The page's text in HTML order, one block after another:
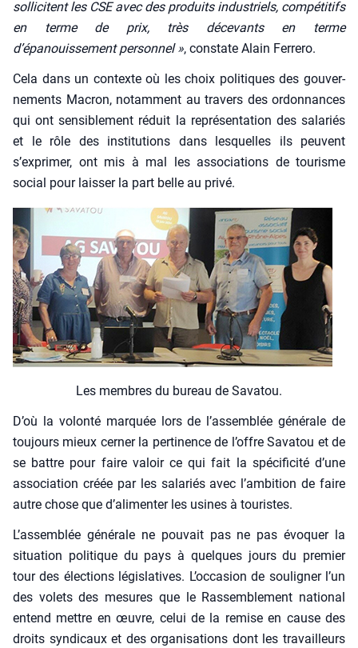
sol­li­citent les CSE avec des pro­duits indus­triels, com­pé­ti­tifs
en terme de prix, très déce­vants en terme
d’épanouissement per­son­nel », constate Alain Fer­re­ro.
Cela dans un contexte où les choix poli­tiques des gou­ver­
ne­ments Macron, notam­ment au tra­vers des ordon­nances
qui ont sen­si­ble­ment réduit la repré­sen­ta­tion des sala­riés
et le rôle des ins­ti­tu­tions dans les­quelles ils peuvent
s’exprimer, ont mis à mal les asso­cia­tions de tou­risme
social pour lais­ser la part belle au pri­vé.
Les membres du bureau de Sava­tou.
D’où la volon­té mar­quée lors de l’assemblée géné­rale de
tou­jours mieux cer­ner la per­ti­nence de l’offre Sava­tou et de
se battre pour faire valoir ce qui fait la spé­ci­fi­ci­té d’une
asso­cia­tion créée par les sala­riés avec l’ambition de faire
autre chose que d’alimenter les usines à tou­ristes.
L’assemblée géné­rale ne pou­vait pas ne pas évo­quer la
situa­tion poli­tique du pays à quelques jours du pre­mier
tour des élec­tions légis­la­tives. L’occasion de sou­li­gner l’un
des volets des mesures que le Ras­sem­ble­ment natio­nal
entend mettre en œuvre, celui de la remise en cause des
droits syn­di­caux et des orga­ni­sa­tions dont les tra­vailleurs